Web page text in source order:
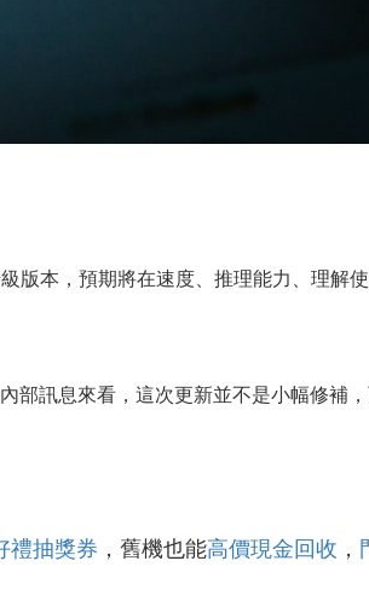
版本，預期將在速度、推理能力、理解
訊息來看，這次更新並不是小幅修補
禮抽獎券 ，舊機也能高價現金回收 ，